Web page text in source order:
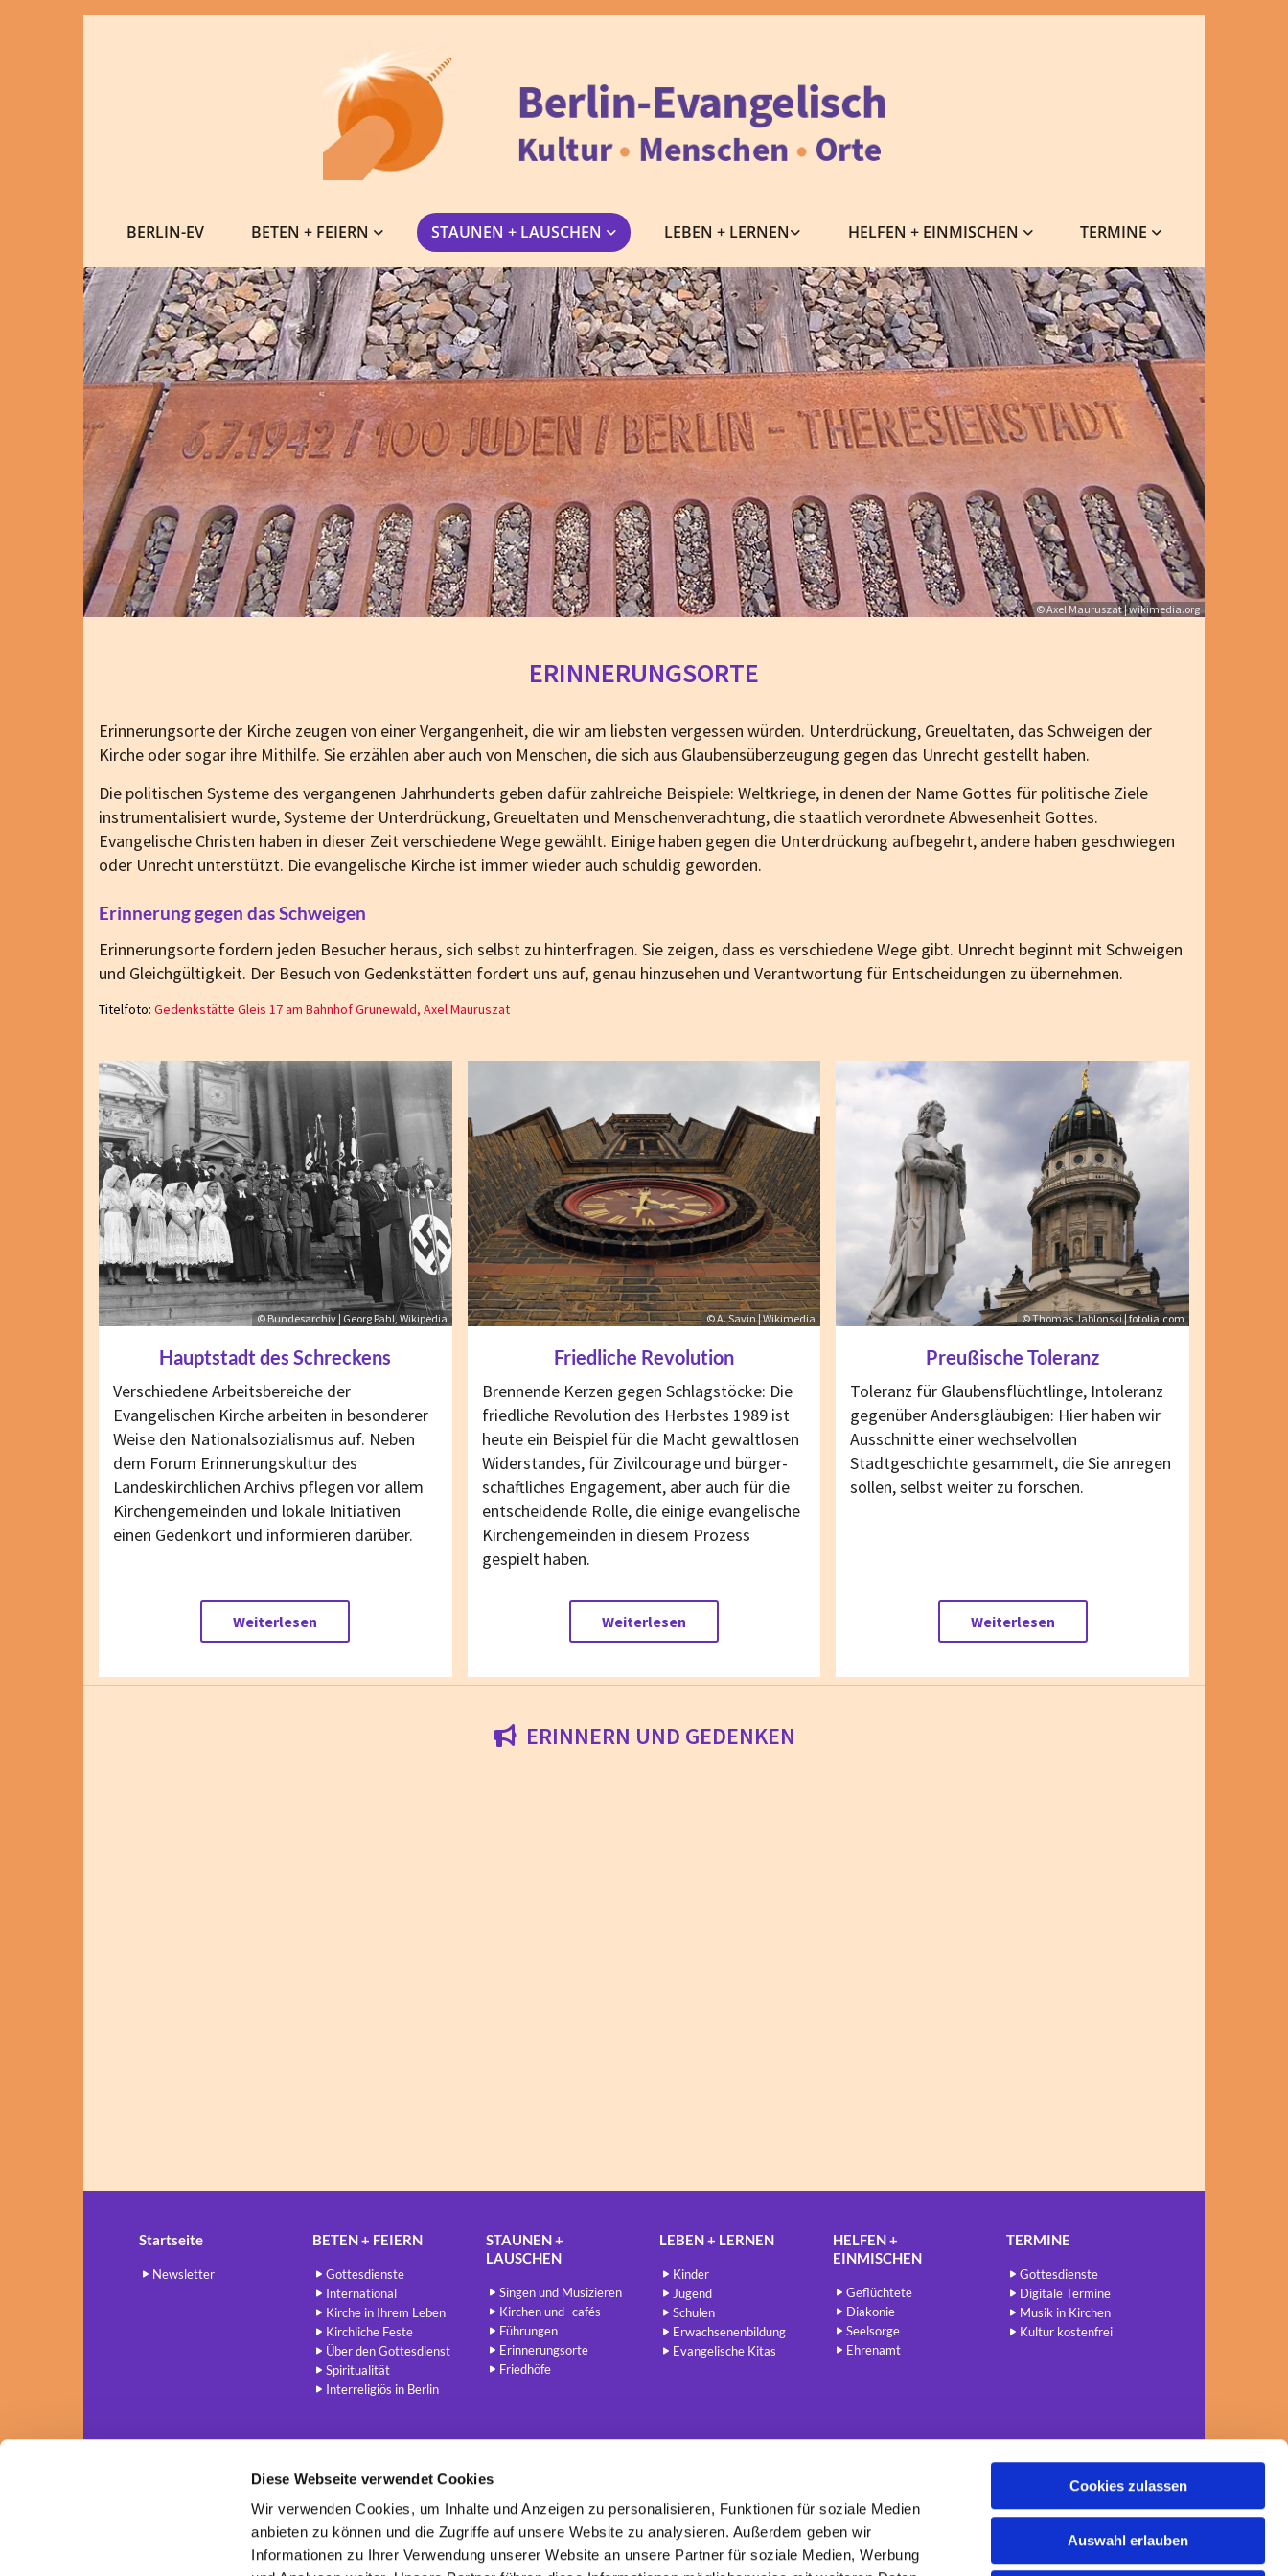
Diese Webseite verwendet Cookies
Wir verwenden Cookies, um Inhalte und Anzeigen zu personalisieren, Funktionen für soziale Medien
anbieten zu können und die Zugriffe auf unsere Website zu analysieren. Außerdem geben wir
Informationen zu Ihrer Verwendung unserer Website an unsere Partner für soziale Medien, Werbung
Cookies zulassen
Auswahl erlauben
BERLIN-EV BETEN + FEIERN STAUNEN + LAUSCHEN LEBEN + LERNEN HELFEN + EINMISCHEN TERMINE
© Axel Mauruszat | wikimedia.org
ERINNERUNGSORTE
Erinnerungsorte der Kirche zeugen von einer Vergangenheit, die wir am liebsten vergessen würden. Unterdrückung, Greueltaten, das Schweigen der
Kirche oder sogar ihre Mithilfe. Sie erzählen aber auch von Menschen, die sich aus Glaubensüberzeugung gegen das Unrecht gestellt haben.
Die politischen Systeme des vergangenen Jahrhunderts geben dafür zahlreiche Beispiele: Weltkriege, in denen der Name Gottes für politische Ziele
instrumentalisiert wurde, Systeme der Unterdrückung, Greueltaten und Menschenverachtung, die staatlich verordnete Abwesenheit Gottes.
Evangelische Christen haben in dieser Zeit verschiedene Wege gewählt. Einige haben gegen die Un­terdrückung aufbegehrt, andere haben geschwiegen
oder Unrecht unterstützt. Die evangelische Kirche ist immer wieder auch schuldig geworden.
Erinnerung gegen das Schweigen
Erinnerungsorte fordern jeden Besucher heraus, sich selbst zu hinter­fragen. Sie zeigen, dass es verschiedene Wege gibt. Unrecht beginnt mit Schweigen
und Gleichgültigkeit. Der Besuch von Gedenkstätten fordert uns auf, genau hinzusehen und Verantwortung für Ent­scheidungen zu übernehmen.
Titelfoto: Gedenkstätte Gleis 17 am Bahnhof Grunewald, Axel Mauruszat
© Bundesarchiv | Georg Pahl, Wikipedia
Hauptstadt des Schreckens
Verschiedene Arbeitsbereiche der
Evangelischen Kirche arbeiten in besonderer
Weise den Nationalsozialismus auf. Neben
dem Forum Erinnerungskultur des
Landeskirchlichen Archivs pflegen vor allem
Kirchengemeinden und lokale Initiativen
einen Gedenkort und informieren darüber.
Weiterlesen
© A. Savin | Wikimedia
Friedliche Revolution
Brennende Kerzen gegen Schlagstöcke: Die
friedliche Revolution des Herbstes 1989 ist
heute ein Beispiel für die Macht gewaltlosen
Widerstandes, für Zivilcourage und bür­ger­
schaft­liches Enga­gement, aber auch für die
entscheidende Rolle, die einige evan­gelische
Kir­chen­gemeinden in diesem Prozess
gespielt haben.
Weiterlesen
© Thomas Jablonski | fotolia.com
Preußische Toleranz
Toleranz für Glaubensflüchtlinge, Intoleranz
gegenüber Andersgläubigen: Hier haben wir
Ausschnitte einer wechselvollen
Stadtgeschichte gesammelt, die Sie anregen
sollen, selbst weiter zu forschen.
Weiterlesen
ERINNERN UND GEDENKEN
Startseite
Newsletter
BETEN + FEIERN
Gottesdienste
International
Kirche in Ihrem Leben
Kirchliche Feste
Über den Gottesdienst
Spiritualität
Interreligiös in Berlin
STAUNEN +
LAUSCHEN
Singen und Musizieren
Kirchen und -cafés
Führungen
Erinnerungsorte
Friedhöfe
LEBEN + LERNEN
Kinder
Jugend
Schulen
Erwachsenenbildung
Evangelische Kitas
HELFEN +
EINMISCHEN
Geflüchtete
Diakonie
Seelsorge
Ehrenamt
TERMINE
Gottesdienste
Digitale Termine
Musik in Kirchen
Kultur kostenfrei
Berlin - Evangelisch